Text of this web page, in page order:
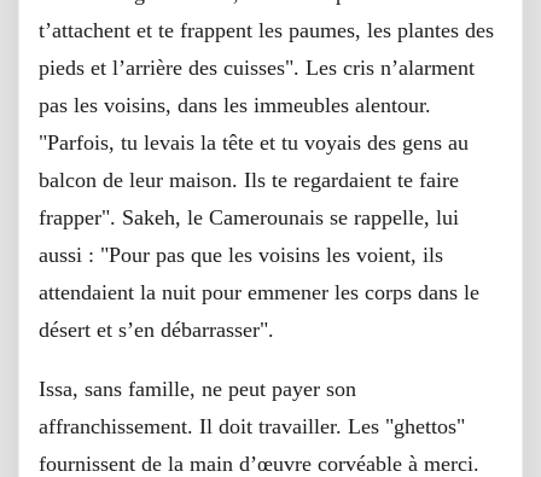
t’attachent et te frappent les paumes, les plantes des
pieds et l’arrière des cuisses". Les cris n’alarment
pas les voisins, dans les immeubles alentour.
"Parfois, tu levais la tête et tu voyais des gens au
balcon de leur maison. Ils te regardaient te faire
frapper". Sakeh, le Camerounais se rappelle, lui
aussi : "Pour pas que les voisins les voient, ils
attendaient la nuit pour emmener les corps dans le
désert et s’en débarrasser".
Issa, sans famille, ne peut payer son
affranchissement. Il doit travailler. Les "ghettos"
fournissent de la main d’œuvre corvéable à merci.